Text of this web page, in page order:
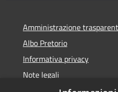
Amministrazione
Albo Pretorio
Informativa privacy
Note legali